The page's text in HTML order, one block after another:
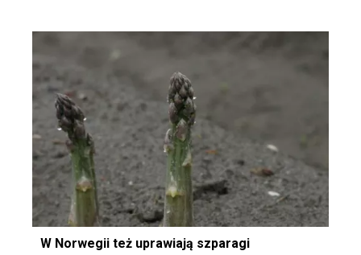
W Norwegii też uprawiają szparagi